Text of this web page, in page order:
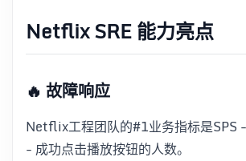
Netflix SRE 能力亮点
🔥 故障响应
Netflix工程团队的#1业务指标是SPS
- 成功点击播放按钮的人数。